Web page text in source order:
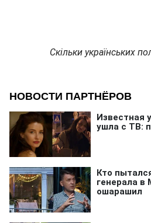
Скільки українських